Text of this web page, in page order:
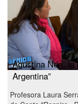
Agustina Neri, la
Argentina”
Profesora Laura